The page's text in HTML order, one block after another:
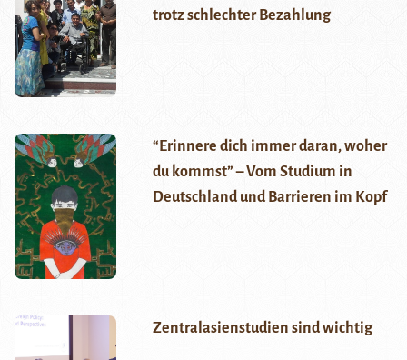
trotz schlechter Bezahlung
“Erinnere dich immer daran, woher
du kommst” – Vom Studium in
Deutschland und Barrieren im Kopf
Zentralasienstudien sind wichtig